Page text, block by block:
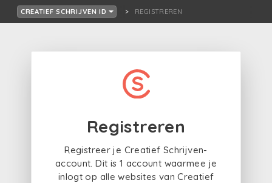
CREATIEF SCHRIJVEN ID REGISTREREN
Registreren
Registreer je Creatief Schrijven-
account. Dit is 1 account waarmee je
inlogt op alle websites van Creatief